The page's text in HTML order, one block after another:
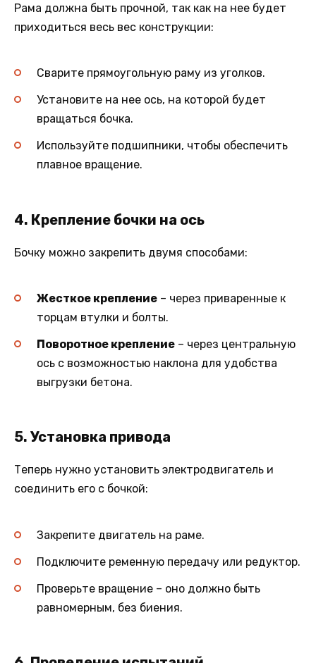
Рама должна быть прочной, так как на нее будет
приходиться весь вес конструкции:
Сварите прямоугольную раму из уголков.
Установите на нее ось, на которой будет
вращаться бочка.
Используйте подшипники, чтобы обеспечить
плавное вращение.
4. Крепление бочки на ось
Бочку можно закрепить двумя способами:
Жесткое крепление – через приваренные к
торцам втулки и болты.
Поворотное крепление – через центральную
ось с возможностью наклона для удобства
выгрузки бетона.
5. Установка привода
Теперь нужно установить электродвигатель и
соединить его с бочкой:
Закрепите двигатель на раме.
Подключите ременную передачу или редуктор.
Проверьте вращение – оно должно быть
равномерным, без биения.